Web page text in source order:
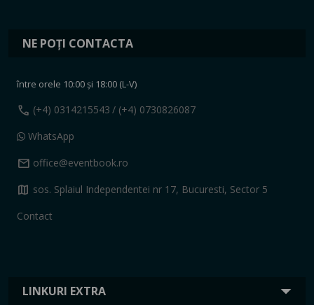
LINKURI EXTRA
NE POȚI CONTACTA
între orele 10:00 și 18:00 (L-V)
call (+4) 0314215543 / (+4) 0730826087
WhatsApp
mail office@eventbook.ro
map sos. Splaiul Independentei nr 17, Bucuresti, Sector 5
Contact